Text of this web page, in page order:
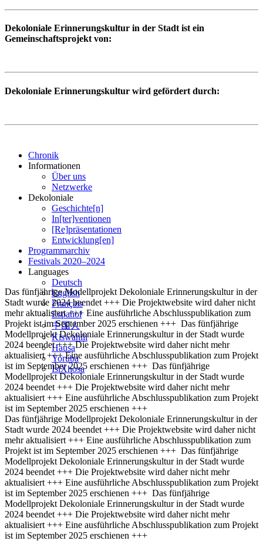
Dekoloniale Erinnerungskultur in der Stadt ist ein
Gemeinschaftsprojekt von:
Dekoloniale Erinnerungskultur wird gefördert durch:
Chronik
Informationen
Über uns
Netzwerke
Dekoloniale
Geschichte[n]
In[ter]ventionen
[Re]präsentationen
Entwicklung[en]
Programmarchiv
Festivals 2020–2024
Languages
Deutsch
English
Français
Español
中国人
Kiswahili
Hausa
Yoruba
IsiXhosa
Das fünfjährige Modellprojekt Dekoloniale Erinnerungskultur in der
Stadt wurde 2024 beendet +++ Die Projektwebsite wird daher nicht
mehr aktualisiert +++ Eine ausführliche Abschlusspublikation zum
Projekt ist im September 2025 erschienen +++ Das fünfjährige
Modellprojekt Dekoloniale Erinnerungskultur in der Stadt wurde
2024 beendet +++ Die Projektwebsite wird daher nicht mehr
aktualisiert +++ Eine ausführliche Abschlusspublikation zum Projekt
ist im September 2025 erschienen +++ Das fünfjährige
Modellprojekt Dekoloniale Erinnerungskultur in der Stadt wurde
2024 beendet +++ Die Projektwebsite wird daher nicht mehr
aktualisiert +++ Eine ausführliche Abschlusspublikation zum Projekt
ist im September 2025 erschienen +++
Das fünfjährige Modellprojekt Dekoloniale Erinnerungskultur in der
Stadt wurde 2024 beendet +++ Die Projektwebsite wird daher nicht
mehr aktualisiert +++ Eine ausführliche Abschlusspublikation zum
Projekt ist im September 2025 erschienen +++ Das fünfjährige
Modellprojekt Dekoloniale Erinnerungskultur in der Stadt wurde
2024 beendet +++ Die Projektwebsite wird daher nicht mehr
aktualisiert +++ Eine ausführliche Abschlusspublikation zum Projekt
ist im September 2025 erschienen +++ Das fünfjährige
Modellprojekt Dekoloniale Erinnerungskultur in der Stadt wurde
2024 beendet +++ Die Projektwebsite wird daher nicht mehr
aktualisiert +++ Eine ausführliche Abschlusspublikation zum Projekt
ist im September 2025 erschienen +++